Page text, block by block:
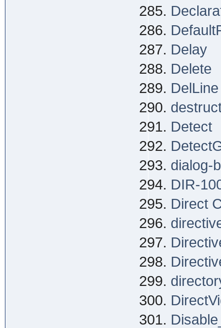
Delay
Delete
DelLine
Detect
dialog-
DIR-
Direct